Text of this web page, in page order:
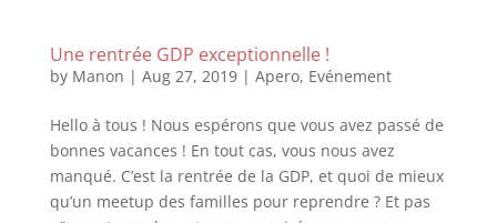
Une rentrée GDP exceptionnelle !
by Manon | Aug 27, 2019| Apero, Evénement
Hello à tous ! Nous espérons que vous avez passé de
bonnes vacances ! En tout cas, vous nous avez
manqué. C’est la rentrée de la GDP, et quoi de mieux
qu’un meetup des familles pour reprendre ? Et pas